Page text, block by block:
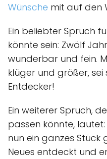
Wünsche mit auf den
Ein beliebter Spruch
könnte sein: Zwölf
wunderbar und fein.
klüger und größer,
Entdecker!
Ein weiterer Spruch,
passen könnte,
nun ein ganzes Stück
Neues entdeckt und